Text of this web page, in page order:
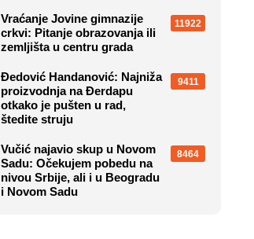
Vraćanje Jovine gimnazije
crkvi: Pitanje obrazovanja ili
zemljišta u centru grada
11922
Đedović Handanović: Najniža
proizvodnja na Đerdapu
otkako je pušten u rad,
štedite struju
9411
Vučić najavio skup u Novom
Sadu: Očekujem pobedu na
nivou Srbije, ali i u Beogradu
i Novom Sadu
8464